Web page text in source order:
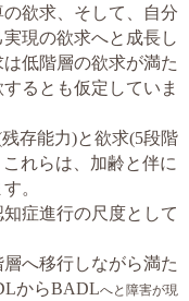
欲求、そして、自分
現の欲求へと成長し
低階層の欲求が満た
るとも仮定していま
残存能力)と欲求(5段階
れらは、加齢と伴に
。
症進行の尺度として
へ移行しながら満た
からBADLへと障害が現